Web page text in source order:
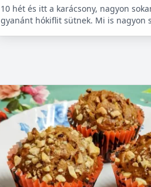
10 hét és itt a karácsony, nagyon
gyanánt hókiflit sütnek. Mi is nagyon